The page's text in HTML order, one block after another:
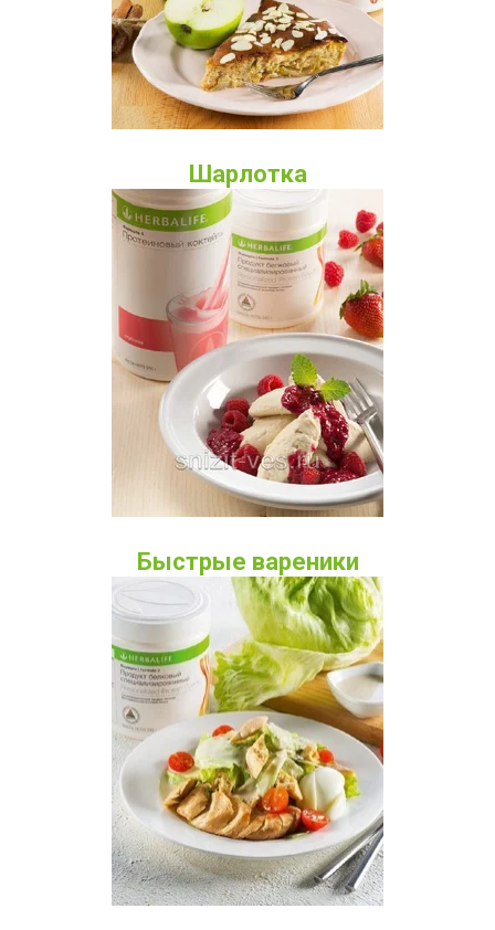
Шарлотка
Быстрые вареники